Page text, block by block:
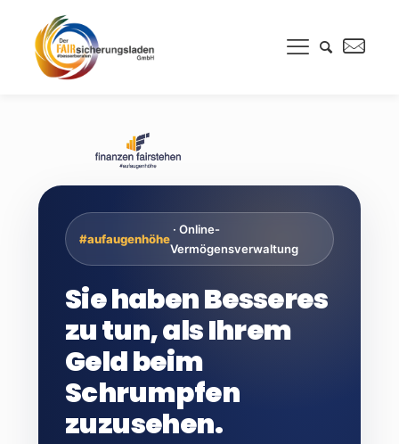
#aufaugenhöhe
· Online-
Vermögensverwaltung
Sie haben Besseres
zu tun, als Ihrem
Geld beim
Schrumpfen
zuzusehen.